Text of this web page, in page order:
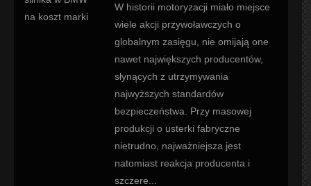
W historii motoryzacji miało miejsce
wiele akcji przywoławczych o
globalnym zasięgu, nie omijają one
nawet największych producentów,
słynących z utrzymywania
najwyższych standardów
bezpieczeństwa. Przy masowej
produkcji o usterki fabryczne
nietrudno, najważniejsza jest
natomiast reakcja producenta i
szczere...